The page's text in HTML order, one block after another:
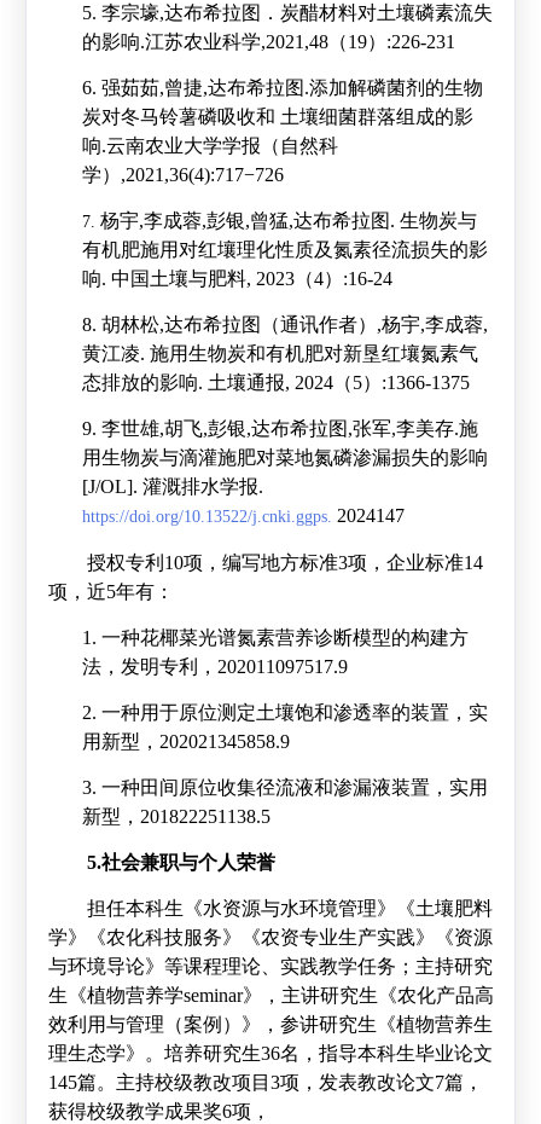
5. 李宗壕,达布希拉图．炭醋材料对土壤磷素流失
的影响.江苏农业科学,2021,48（19） :226-231
6. 强茹茹,曾捷,达布希拉图.添加解磷菌剂的生物
炭对冬马铃薯磷吸收和 土壤细菌群落组成的影
响.云南农业大学学报（自然科
学） ,2021,36(4):717−726
7. 杨宇,李成蓉,彭银,曾猛,达布希拉图. 生物炭与
有机肥施用对红壤理化性质及氮素径流损失的影
响. 中国土壤与肥料, 2023（4） :16-24
8. 胡林松,达布希拉图（通讯作者） ,杨宇,李成蓉,
黄江凌. 施用生物炭和有机肥对新垦红壤氮素气
态排放的影响. 土壤通报, 2024（5） :1366-1375
9. 李世雄,胡飞,彭银,达布希拉图,张军,李美存.施
用生物炭与滴灌施肥对菜地氮磷渗漏损失的影响
[J/OL]. 灌溉排水学报.
https://doi.org/10.13522/j.cnki.ggps. 2024147
授权专利 10项，编写地方标准3项，企业标准14
项，近5年有：
1. 一种花椰菜光谱氮素营养诊断模型的构建方
法，发明专利， 202011097517.9
2. 一种用于原位测定土壤饱和渗透率的装置，实
用新型， 202021345858.9
3. 一种田间原位收集径流液和渗漏液装置，实用
新型， 201822251138.5
5.社会兼职与个人荣誉
担任本科生《水资源与水环境管理》《土壤肥料
学》《农化科技服务》《农资专业生产实践》《资源
与环境导论》等课程理论、实践教学任务；主持研究
生《植物营养学seminar》，主讲研究生《农化产品高
效利用与管理（案例）》，参讲研究生《植物营养生
理生态学》。培养研究生36名，指导本科生毕业论文
145篇。主持校级教改项目 3项，发表教改论文7篇，
获得校级教学成果奖6项，